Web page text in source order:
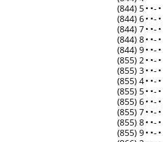
(844) 5• •- •
(844) 6• •- •
(844) 7• •- •
(844) 8• •- •
(844) 9• •- •
(855) 2• •- •
(855) 3• •- •
(855) 4• •- •
(855) 5• •- •
(855) 6• •- •
(855) 7• •- •
(855) 8• •- •
(855) 9• •- •